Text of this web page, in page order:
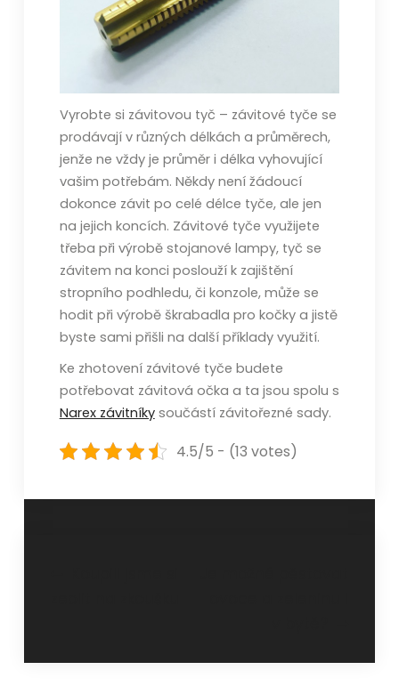
Vyrobte si závitovou tyč – závitové tyče se
prodávají v různých délkách a průměrech,
jenže ne vždy je průměr i délka vyhovující
vašim potřebám. Někdy není žádoucí
dokonce závit po celé délce tyče, ale jen
na jejich koncích. Závitové tyče využijete
třeba při výrobě stojanové lampy, tyč se
závitem na konci poslouží k zajištění
stropního podhledu, či konzole, může se
hodit při výrobě škrabadla pro kočky a jistě
byste sami přišli na další příklady využití.
Ke zhotovení závitové tyče budete
potřebovat závitová očka a ta jsou spolu s
Narex závitníkysoučástí závitořezné sady.
4.5/5 - (13 votes)